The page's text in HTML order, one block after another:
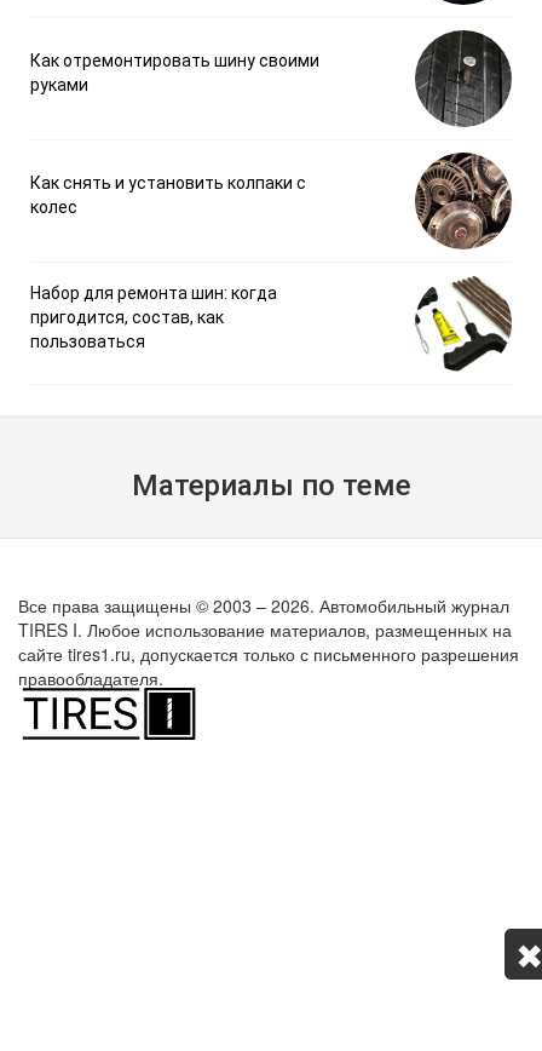
Как отремонтировать шину своими
руками
Как снять и установить колпаки с
колес
Набор для ремонта шин: когда
пригодится, состав, как
пользоваться
Материалы по теме
Все права защищены © 2003 – 2026. Автомобильный журнал
TIRES I. Любое использование материалов, размещенных на
сайте tires1.ru, допускается только с письменного разрешения
правообладателя.